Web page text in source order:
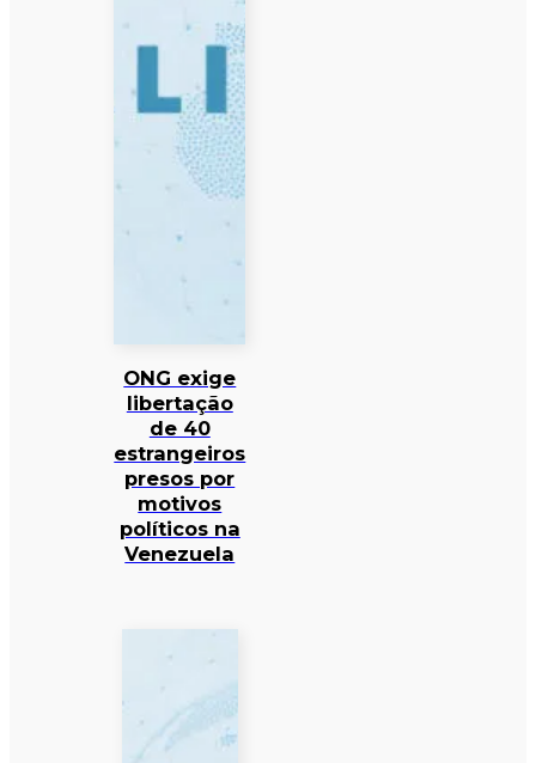
ONG exige
libertação
de 40
estrangeiros
presos por
motivos
políticos na
Venezuela